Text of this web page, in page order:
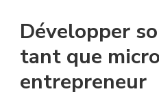
Développer
tant que
entrepreneur